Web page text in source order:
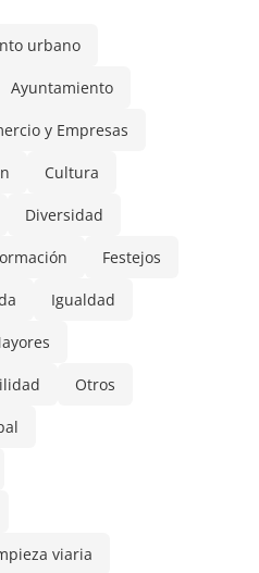
urbano
Ayuntamiento
y Empresas
Cultura
Diversidad
Festejos
Igualdad
Otros
viaria